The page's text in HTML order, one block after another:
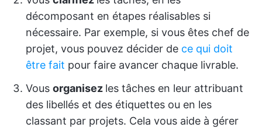
décomposant en étapes réalisables si
nécessaire. Par exemple, si vous êtes chef de
projet, vous pouvez décider de ce qui doit
être fait pour faire avancer chaque livrable.
Vous organisez les tâches en leur attribuant
des libellés et des étiquettes ou en les
classant par projets. Cela vous aide à gérer